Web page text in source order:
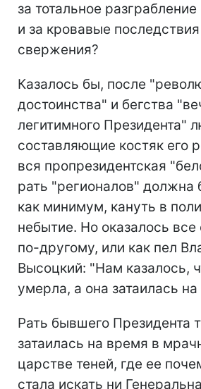
за тотальное
и за кровавые
свержения?
Казалось бы, после
достоинства" и бегства
легитимного Президента"
составляющие костяк его
вся пропрезидентская
рать "регионалов" должна
как минимум, кануть в
небытие. Но оказалось все
по-другому, или как пел
Высоцкий: "Нам казалось,
умерла, а она затаилась
Рать бывшего Президента
затаилась на время в
царстве теней, где ее
стала искать ни